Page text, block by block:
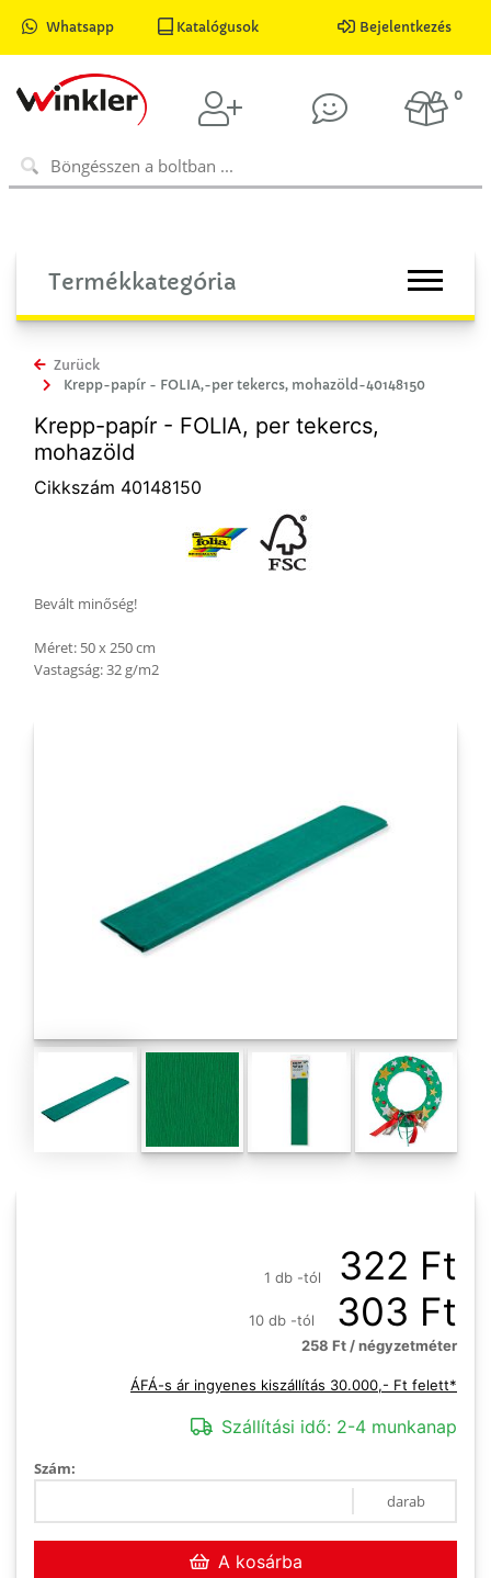
Whatsapp Katalógusok Bejelentkezés
0
Termékkategória
Zurück
Krepp-papír - FOLIA,-per tekercs, mohazöld-40148150
Krepp-papír - FOLIA, per tekercs,
mohazöld
Cikkszám 40148150
Bevált minőség!
Méret: 50 x 250 cm
Vastagság: 32 g/m2
1 db -tól 322 Ft
10 db -tól 303 Ft
258 Ft / négyzetméter
ÁFÁ-s ár ingyenes kiszállítás 30.000,- Ft felett*
Szállítási idő: 2-4 munkanap
Szám:
darab
A kosárba